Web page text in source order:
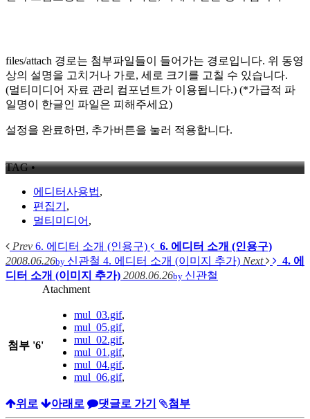
files/attach 경로는 첨부파일들이 들어가는 경로입니다. 위 동영
상의 설명을 고치거나 가로, 세로 크기를 고칠 수 있습니다.
(멀티미디어 자료 관리 컴포넌트가 이용됩니다.) (*가급적 파
일명이 한글인 파일은 피해주세요)
설정을 완료하면, 추가버튼을 눌러 적용합니다.
TAG •
에디터사용법,
편집기 ,
멀티미디어 ,
Prev 6. 에디터 소개 (인용구)
6. 에디터 소개 (인용구)
2008.06.26by 신관철 4. 에디터 소개 (이미지 추가) Next
4. 에
디터 소개 (이미지 추가) 2008.06.26by 신관철
Atachment
첨부 '6'
mul_03.gif,
mul_05.gif,
mul_02.gif,
mul_01.gif,
mul_04.gif,
mul_06.gif,
위로 아래로 댓글로 가기 첨부